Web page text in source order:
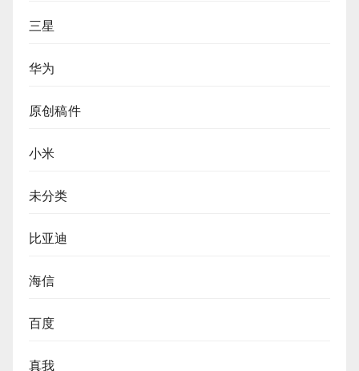
三星
华为
原创稿件
小米
未分类
比亚迪
海信
百度
真我